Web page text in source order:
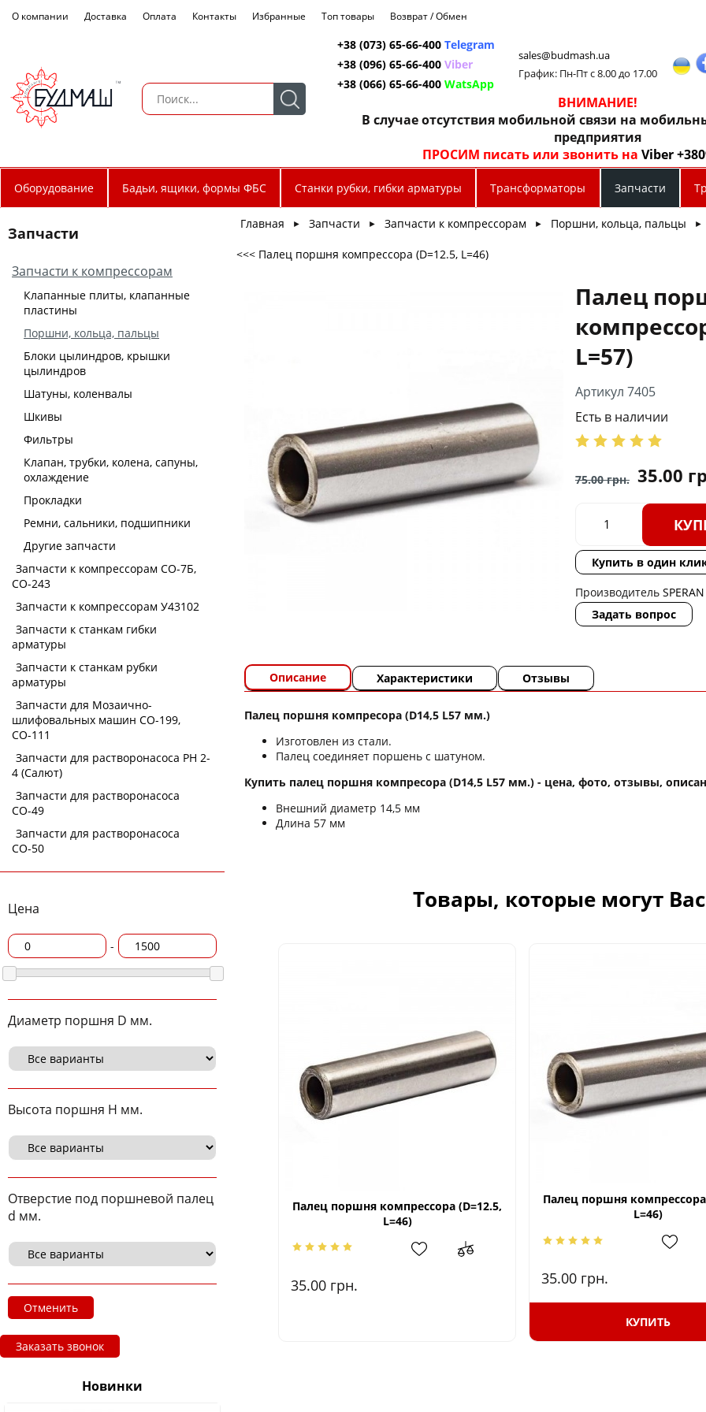
О компании Доставка Оплата Контакты Избранные Топ товары Возврат / Обмен
+38 (073) 65-66-400 Telegram
+38 (096) 65-66-400 Viber
+38 (066) 65-66-400 WatsApp
sales@budmash.ua
График: Пн-Пт с 8.00 до 17.00
ВНИМАНИЕ!
В случае отсутствия мобильной связи на
предприятия
ПРОСИМ писать или звонить наViber
Оборудование Бадьи, ящики, формы ФБС Станки рубки, гибки арматуры Трансформаторы Запчасти
Запчасти
Запчасти к компрессорам
Клапанные плиты, клапанные
пластины
Поршни, кольца, пальцы
Блоки цылиндров, крышки
цылиндров
Шатуны, коленвалы
Шкивы
Фильтры
Клапан, трубки, колена, сапуны,
охлаждение
Прокладки
Ремни, сальники, подшипники
Другие запчасти
Запчасти к компрессорам СО-7Б,
СО-243
Запчасти к компрессорам У43102
Запчасти к станкам гибки
арматуры
Запчасти к станкам рубки
арматуры
Запчасти для Мозаично-
шлифовальных машин СО-199,
СО-111
Запчасти для растворонасоса РН 2-
4 (Салют)
Запчасти для растворонасоса
СО-49
Запчасти для растворонасоса
СО-50
Цена
-
Диаметр поршня D мм.
Высота поршня H мм.
Отверстие под поршневой палец
d мм.
Отменить
Заказать звонок
Новинки
Главная ► Запчасти ► Запчасти к компрессорам ► Поршни, кольца, пальцы ►
<<< Палец поршня компрессора (D=12.5, L=46)
Палец
L=57)
Артикул 7405
Есть в наличии
75.00грн. 35.00
Купить в один
Производитель SPERAN
Задать вопрос
Описание Характеристики Отзывы
Палец поршня компресора (D14,5 L57 мм.)
Изготовлен из стали.
Палец соединяет поршень с шатуном.
Купить палец поршня компресора (D14,5 L57 мм.) - цена, фото, отзывы,
Внешний диаметр 14,5 мм
Длина 57 мм
Товары, которые могут
Палец поршня компрессора (D=12.5,
L=46)
35.00 грн.
Палец поршня компрессора
L=46)
35.00 грн.
КУПИТЬ